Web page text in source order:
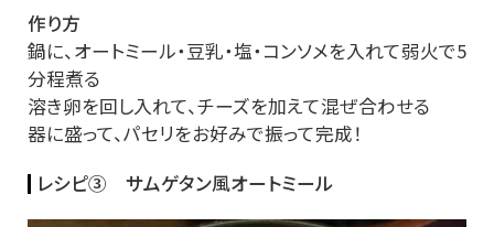
作り方
鍋に、オートミール・豆乳・塩・コンソメを入れて弱火で5
分程煮る
溶き卵を回し入れて、チーズを加えて混ぜ合わせる
器に盛って、パセリをお好みで振って完成！
レシピ③ サムゲタン風オートミール